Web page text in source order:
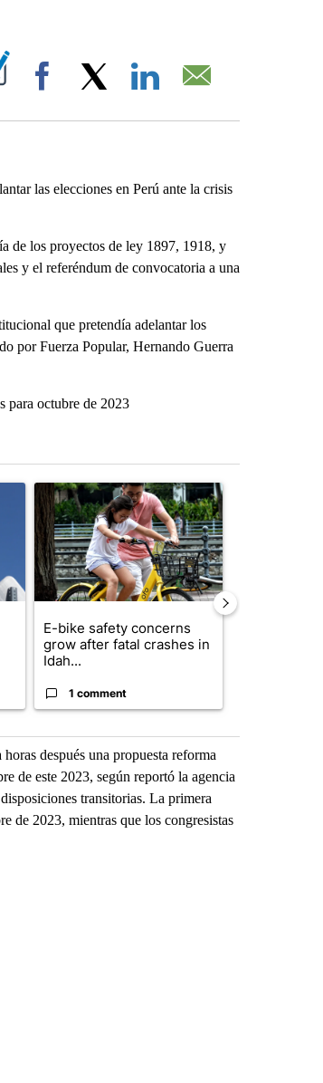
ON "".
Facebook
las elecciones en Perú ante la crisis
de los proyectos de ley 1897, 1918, y
y el referéndum de convocatoria a una
que pretendía adelantar los
por Fuerza Popular, Hernando Guerra
para octubre de 2023
cameras: Crime prevention tool or an invasion of
A trending article titled "E-bike safety
E-bike safety concerns
grow after fatal crashes in
Idah...
1 comment
después una propuesta reforma
de este 2023, según reportó la agencia
transitorias. La primera
de 2023, mientras que los congresistas